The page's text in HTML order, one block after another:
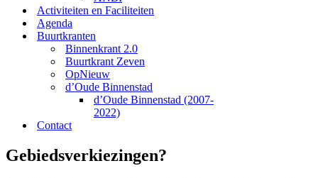
Activiteiten en Faciliteiten
Agenda
Buurtkranten
Binnenkrant 2.0
Buurtkrant Zeven
OpNieuw
d’Oude Binnenstad
d’Oude Binnenstad (2007-
2022)
Contact
Gebiedsverkiezingen?